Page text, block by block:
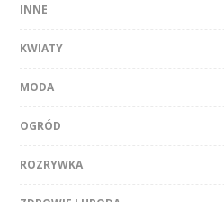
INNE
KWIATY
MODA
OGRÓD
ROZRYWKA